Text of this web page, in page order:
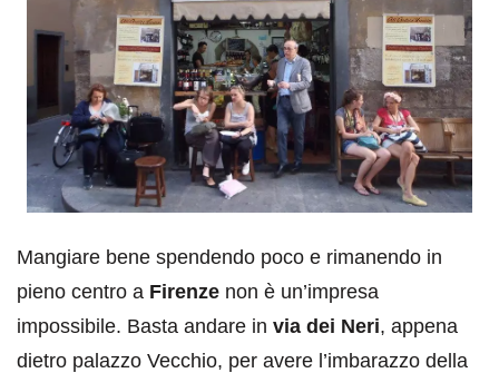
Mangiare bene spendendo poco e rimanendo in
pieno centro a Firenze non è un’impresa
impossibile. Basta andare in via dei Neri, appena
dietro palazzo Vecchio, per avere l’imbarazzo della